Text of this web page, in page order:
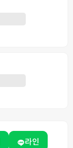
라인